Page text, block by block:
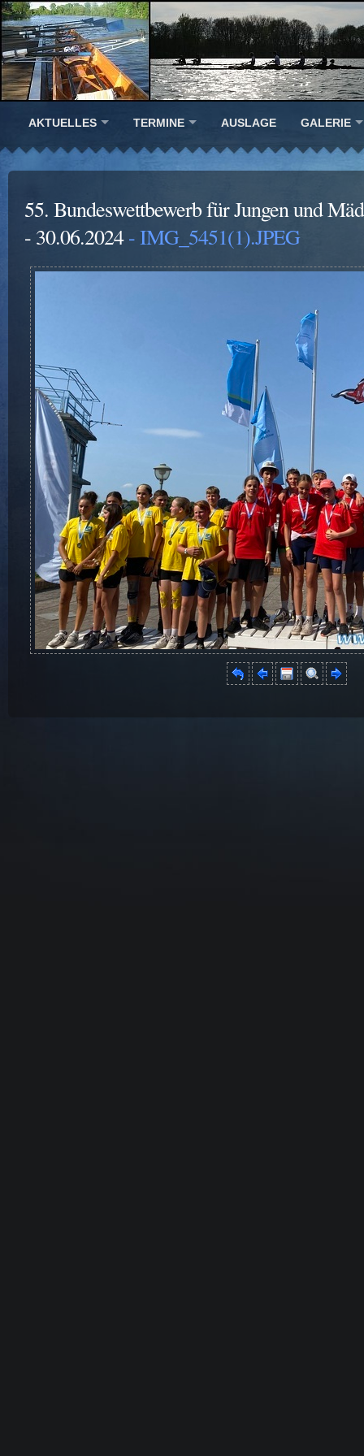
AKTUELLES TERMINE AUSLAGE GALERIE
55. Bundeswettbewerb für Jungen und
- 30.06.2024- IMG_5451(1).JPEG